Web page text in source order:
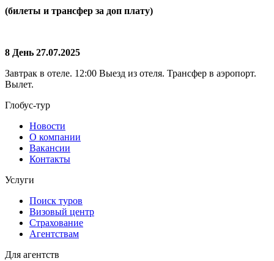
(билеты и трансфер за доп плату)
8 День 27.07.2025
Завтрак в отеле. 12:00 Выезд из отеля. Трансфер в аэропорт.
Вылет.
Глобус-тур
Новости
О компании
Вакансии
Контакты
Услуги
Поиск туров
Визовый центр
Страхование
Агентствам
Для агентств